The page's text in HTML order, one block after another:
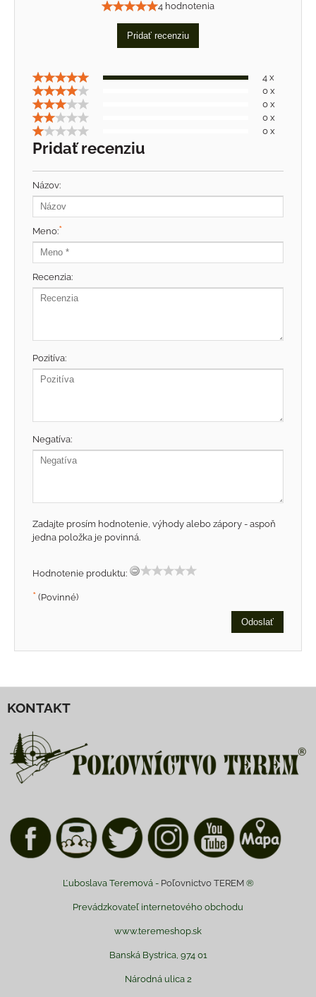
4 hodnotenia
Pridať recenziu
4 x
0 x
0 x
0 x
0 x
Pridať recenziu
Názov:
Meno:*
Recenzia:
Pozitíva:
Negatíva:
Zadajte prosím hodnotenie, výhody alebo zápory - aspoň
jedna položka je povinná.
Hodnotenie produktu:
* (Povinné)
Odoslať
KONTAKT
Ľuboslava Teremová - Poľovnictvo TEREM®
Prevádzkovateľ internetového obchodu
www.teremeshop.sk
Banská Bystrica, 974 01
Národná ulica 2